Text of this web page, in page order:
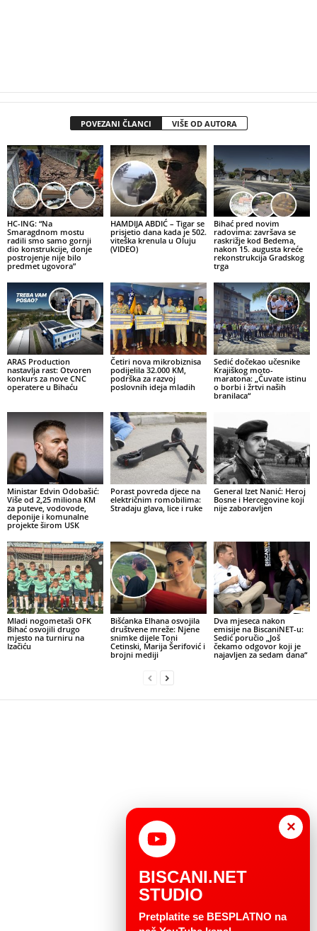
POVEZANI ČLANCI VIŠE OD AUTORA
HC-ING: “Na
Smaragdnom mostu
radili smo samo gornji
dio konstrukcije, donje
postrojenje nije bilo
predmet ugovora”
HAMDIJA ABDIĆ – Tigar se
prisjetio dana kada je 502.
viteška krenula u Oluju
(VIDEO)
Bihać pred novim
radovima: završava se
raskrižje kod Bedema,
nakon 15. augusta kreće
rekonstrukcija Gradskog
trga
ARAS Production
nastavlja rast: Otvoren
konkurs za nove CNC
operatere u Bihaću
Četiri nova mikrobiznisa
podijelila 32.000 KM,
podrška za razvoj
poslovnih ideja mladih
Sedić dočekao učesnike
Krajiškog moto-
maratona: „Čuvate istinu
o borbi i žrtvi naših
branilaca“
Ministar Edvin Odobašić:
Više od 2,25 miliona KM
za puteve, vodovode,
deponije i komunalne
projekte širom USK
Porast povreda djece na
električnim romobilima:
Stradaju glava, lice i ruke
General Izet Nanić: Heroj
Bosne i Hercegovine koji
nije zaboravljen
Mladi nogometaši OFK
Bihać osvojili drugo
mjesto na turniru na
Izačiću
Bišćanka Elhana osvojila
društvene mreže: Njene
snimke dijele Toni
Cetinski, Marija Šerifović i
brojni mediji
Dva mjeseca nakon
emisije na BiscaniNET-u:
Sedić poručio „Još
čekamo odgovor koji je
najavljen za sedam dana“
×
BISCANI.NET
STUDIO
Pretplatite se BESPLATNO na